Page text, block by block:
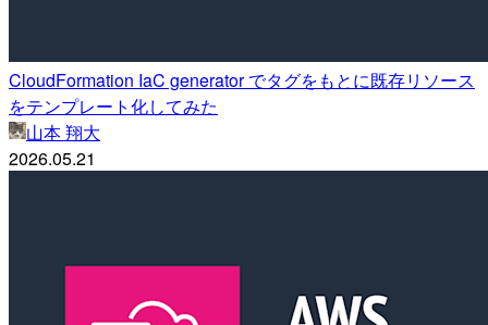
CloudFormation IaC generator でタグをもとに既存リソース
をテンプレート化してみた
山本 翔大
2026.05.21